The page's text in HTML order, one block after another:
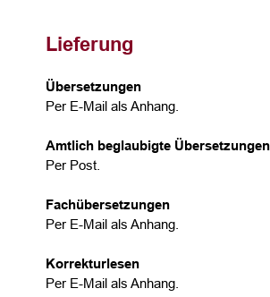
Lieferung
Übersetzungen
Per E-Mail als Anhang.
Amtlich beglaubigte Übersetzungen
Per Post.
Fachübersetzungen
Per E-Mail als Anhang.
Korrekturlesen
Per E-Mail als Anhang.